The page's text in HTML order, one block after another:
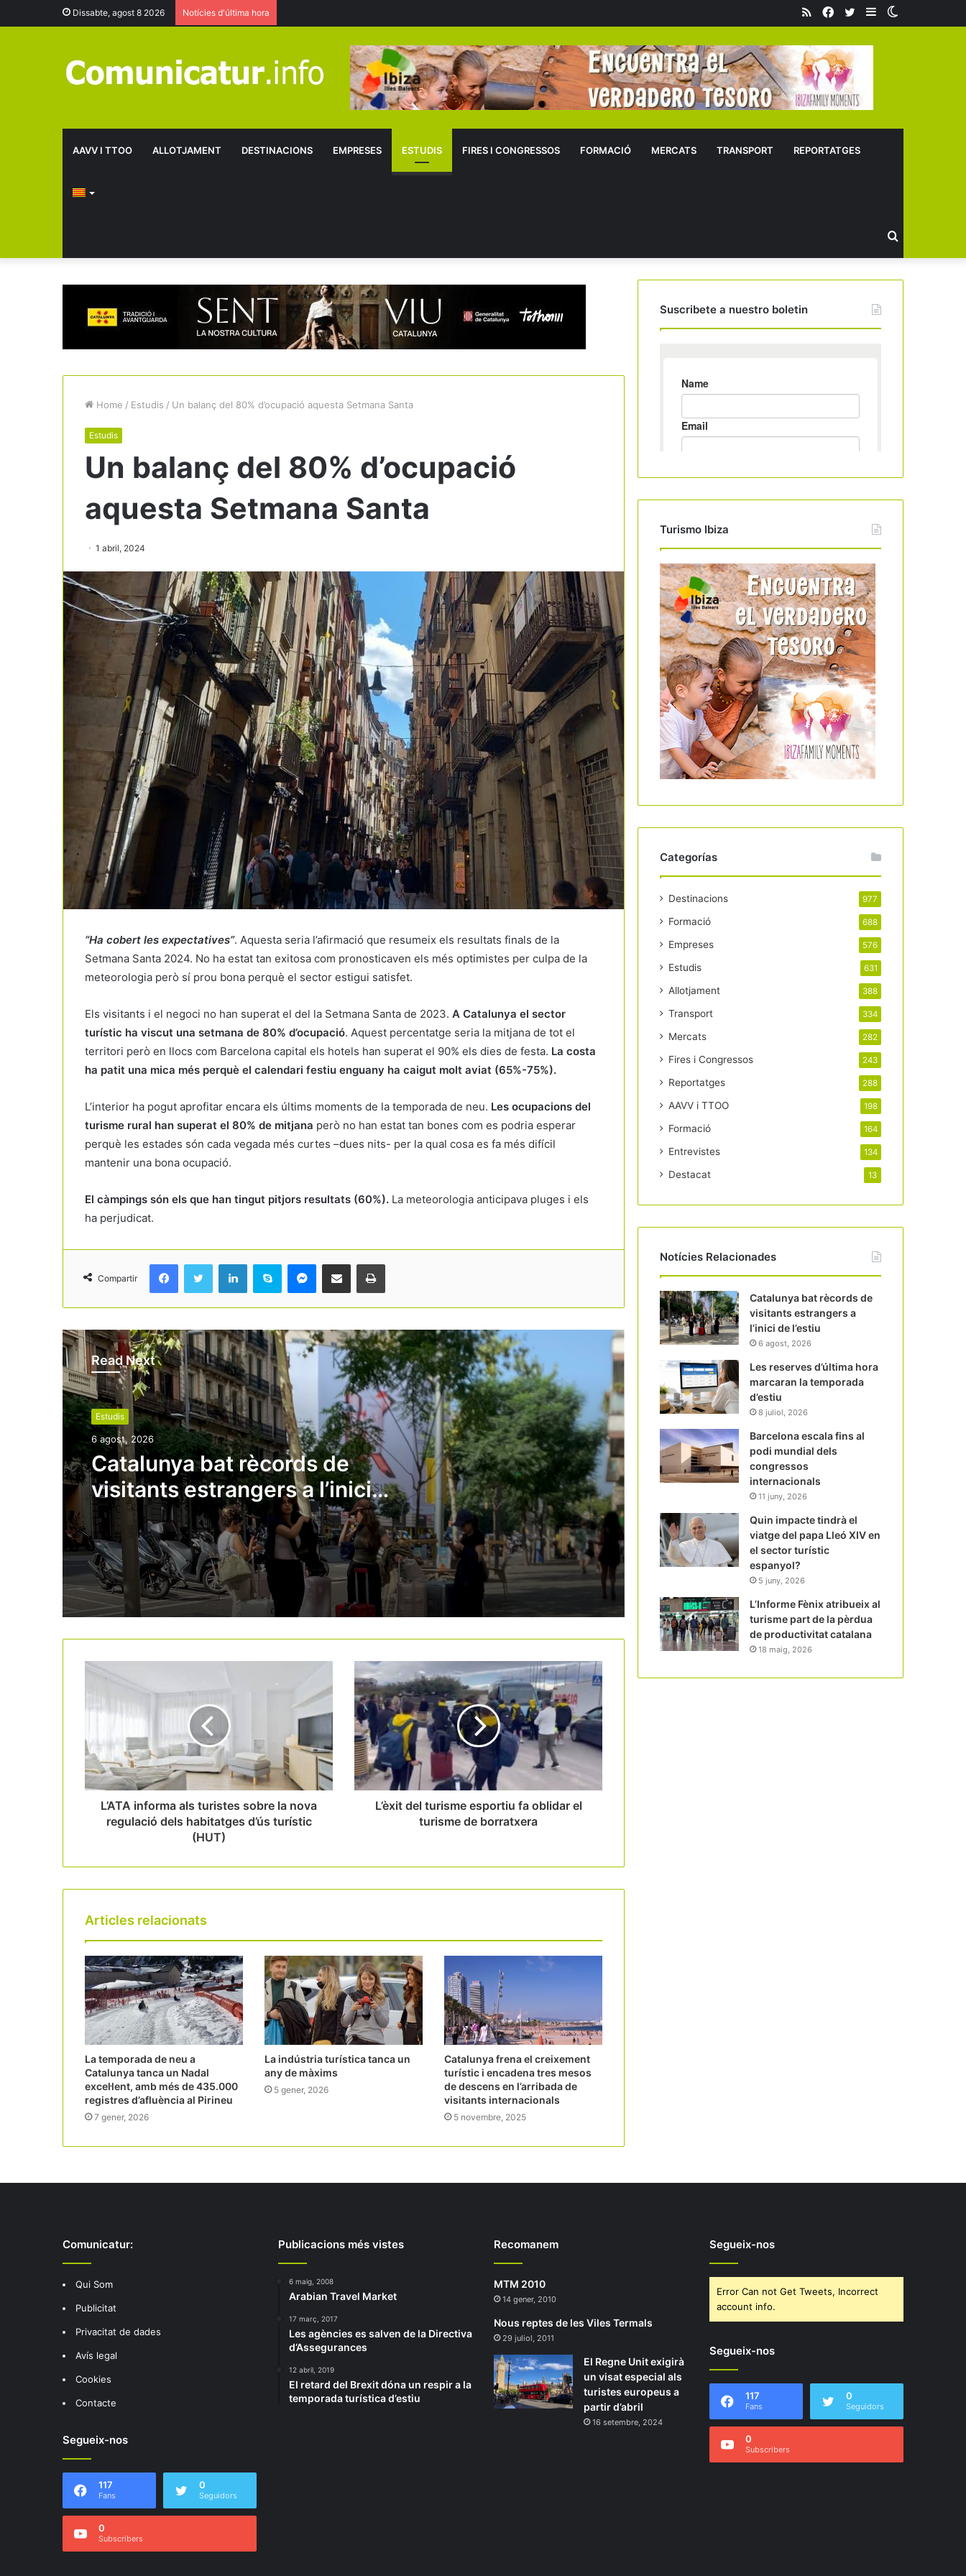
Dissabte, agost 8 2026 Notícies d'última hora Sidebar
Twitter
Facebook
RSS
AAVV I TTOO ALLOTJAMENT DESTINACIONS EMPRESES ESTUDIS FIRES I CONGRESSOS FORMACIÓ MERCATS TRANSPORT REPORTATGES
Buscar
Home / Estudis / Un balanç del 80% d’ocupació aquesta Setmana Santa
Estudis
Un balanç del 80% d’ocupació
aquesta Setmana Santa
1 abril, 2024
“Ha cobert les expectatives”. Aquesta seria l’afirmació que resumeix els resultats finals de la
Setmana Santa 2024. No ha estat tan exitosa com pronosticaven els més optimistes per culpa de la
meteorologia però sí prou bona perquè el sector estigui satisfet.
Els visitants i el negoci no han superat el del la Setmana Santa de 2023. A Catalunya el sector
turístic ha viscut una setmana de 80% d’ocupació. Aquest percentatge seria la mitjana de tot el
territori però en llocs com Barcelona capital els hotels han superat el 90% els dies de festa. La costa
ha patit una mica més perquè el calendari festiu enguany ha caigut molt aviat (65%-75%).
L’interior ha pogut aprofitar encara els últims moments de la temporada de neu. Les ocupacions del
turisme rural han superat el 80% de mitjana però no han estat tan bones com es podria esperar
perquè les estades són cada vegada més curtes –dues nits- per la qual cosa es fa més difícil
mantenir una bona ocupació.
El càmpings són els que han tingut pitjors resultats (60%). La meteorologia anticipava pluges i els
ha perjudicat.
Compartir
Read Next
Estudis
6 agost, 2026
Catalunya bat rècords de
visitants estrangers a l’inici
de l’estiu
temporada d’estiu
Quin impacte tindrà el viatge del papa
Lleó XIV en el sector turístic espanyol?
L’Informe Fènix atribueix al turisme
part de la pèrdua de productivitat
catalana
L’aeroport del Prat manté el
creixement i supera els 5,1 milions de
passatgers a l’abril
L’eclipsi solar del 2026 podria generar
més de 360 milions d’euros en
despesa turística a Espanya
Catalunya tanca una Setmana Santa
La despesa Tax Free a Espanya creix
un 12,8%
El 56% dels barcelonins dona suport a
augmentar la taxa turística
L’ATA informa als turistes sobre la nova
regulació dels habitatges d’ús turístic
(HUT)
L’èxit del turisme esportiu fa oblidar el
turisme de borratxera
Articles relacionats
La temporada de neu a
Catalunya tanca un Nadal
excel·lent, amb més de 435.000
registres d’afluència al Pirineu
7 gener, 2026
La indústria turística tanca un
any de màxims
5 gener, 2026
Catalunya frena el creixement
turístic i encadena tres mesos
de descens en l’arribada de
visitants internacionals
5 novembre, 2025
Suscribete a nuestro boletin
Turismo Ibiza
Categorías
Destinacions 977
Formació 688
Empreses 576
Estudis 631
Allotjament 388
Transport 334
Mercats 282
Fires i Congressos 243
Reportatges 288
AAVV i TTOO 198
Formació 164
Entrevistes 134
Destacat 13
Notícies Relacionades
Catalunya bat rècords de
visitants estrangers a
l’inici de l’estiu
6 agost, 2026
Les reserves d’última hora
marcaran la temporada
d’estiu
8 juliol, 2026
Barcelona escala fins al
podi mundial dels
congressos
internacionals
11 juny, 2026
Quin impacte tindrà el
viatge del papa Lleó XIV en
el sector turístic
espanyol?
5 juny, 2026
L’Informe Fènix atribueix al
turisme part de la pèrdua
de productivitat catalana
18 maig, 2026
Comunicatur:
Qui Som
Publicitat
Privacitat de dades
Avís legal
Cookies
Contacte
Segueix-nos
117
Fans
0
Seguidors
0
Subscribers
Publicacions més vistes
6 maig, 2008
Arabian Travel Market
17 març, 2017
Les agències es salven de la Directiva
d’Assegurances
12 abril, 2019
El retard del Brexit dóna un respir a la
temporada turística d’estiu
Recomanem
MTM 2010
14 gener, 2010
Nous reptes de les Viles Termals
29 juliol, 2011
El Regne Unit exigirà
un visat especial als
turistes europeus a
partir d’abril
16 setembre, 2024
Segueix-nos
Error Can not Get Tweets, Incorrect
account info.
Segueix-nos
117
Fans
0
Seguidors
0
Subscribers